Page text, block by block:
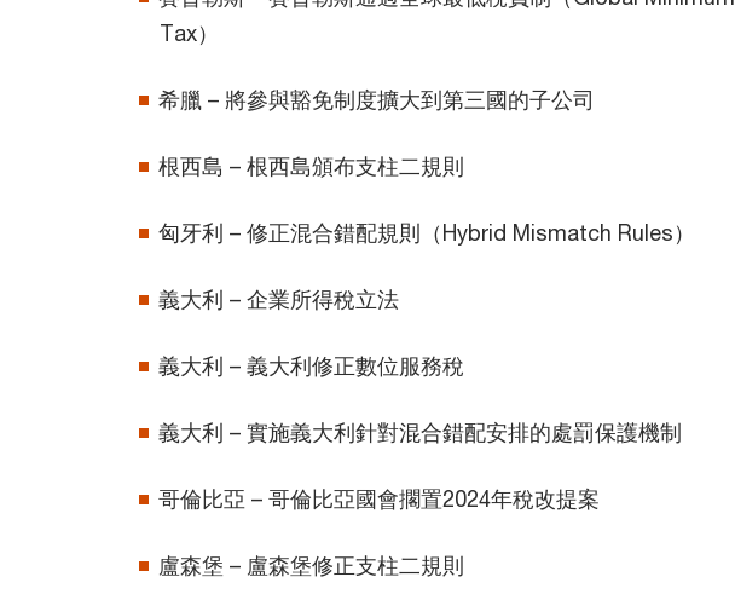
Tax）
希臘 – 將參與豁免制度擴大到第三國的子公司
根西島 – 根西島頒布支柱二規則
匈牙利 – 修正混合錯配規則（Hybrid Mismatch Rules）
義大利 – 企業所得稅立法
義大利 – 義大利修正數位服務稅
義大利 – 實施義大利針對混合錯配安排的處罰保護機制
哥倫比亞 – 哥倫比亞國會擱置2024年稅改提案
盧森堡 – 盧森堡修正支柱二規則